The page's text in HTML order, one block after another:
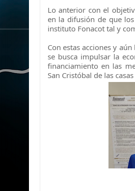
Lo anterior con el
en la difusión de que
instituto Fonacot tal y
Con estas acciones y
se busca impulsar la
financiamiento en las
San Cristóbal de las